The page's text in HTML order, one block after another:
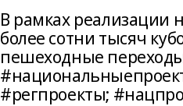
В рамках реализации
более сотни тысяч
пешеходные
#регпроекты;